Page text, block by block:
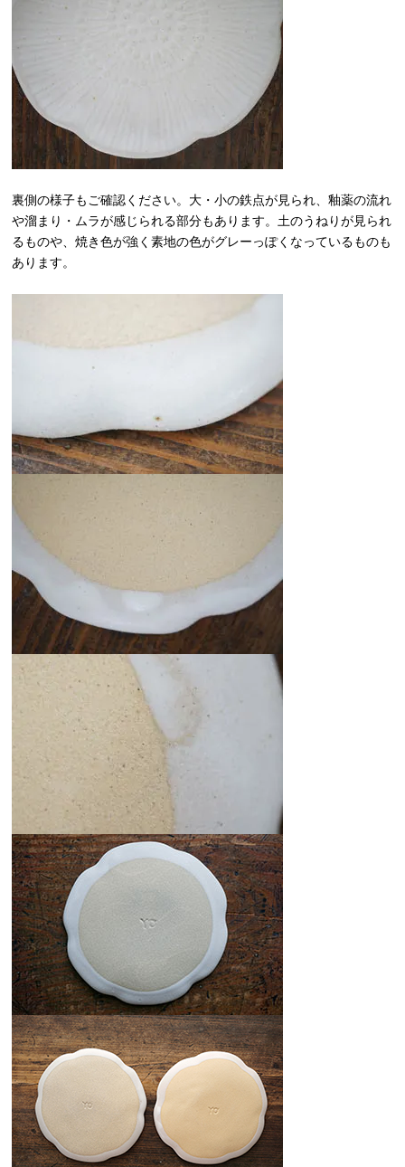
裏側の様子もご確認ください。大・小の鉄点が見られ、釉薬の流れ
や溜まり・ムラが感じられる部分もあります。土のうねりが見られ
るものや、焼き色が強く素地の色がグレーっぽくなっているものも
あります。